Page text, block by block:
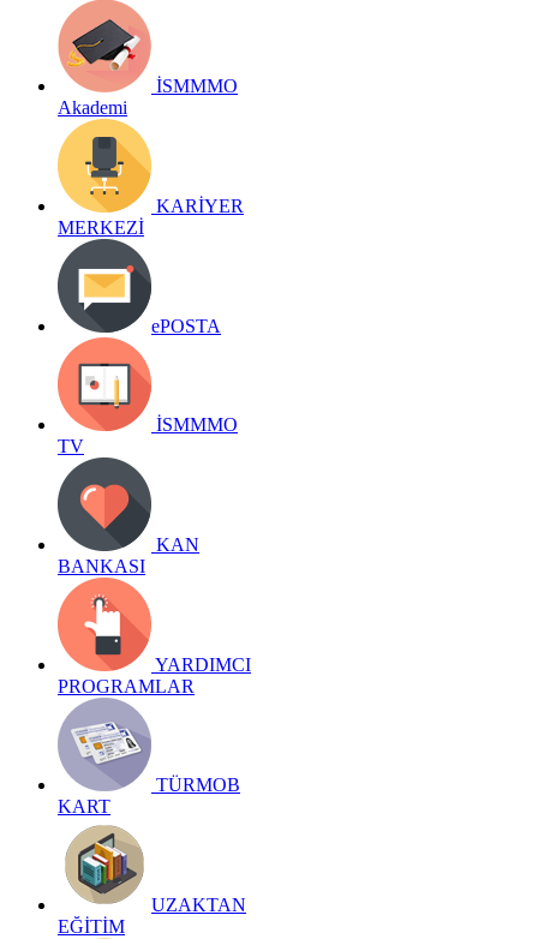
İSMMMO
Akademi
KARİYER
MERKEZİ
ePOSTA
İSMMMO
TV
KAN
BANKASI
YARDIMCI
PROGRAMLAR
TÜRMOB
KART
UZAKTAN
EĞİTİM